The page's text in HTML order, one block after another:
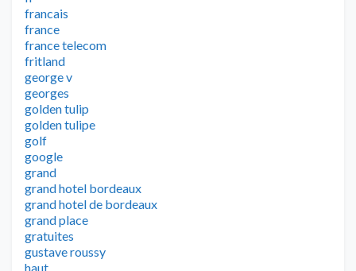
francais
france
france telecom
fritland
george v
georges
golden tulip
golden tulipe
golf
google
grand
grand hotel bordeaux
grand hotel de bordeaux
grand place
gratuites
gustave roussy
haut